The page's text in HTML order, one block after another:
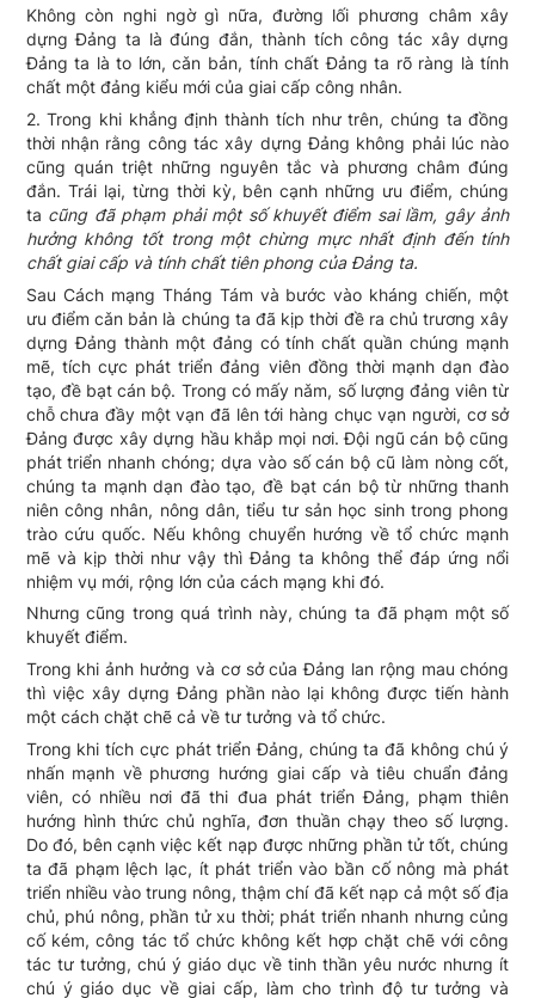
Không còn nghi ngờ gì nữa, đường lối phương châm xây
dựng Đảng ta là đúng đắn, thành tích công tác xây dựng
Đảng ta là to lớn, cǎn bản, tính chất Đảng ta rõ ràng là tính
chất một đảng kiểu mới của giai cấp công nhân.
2. Trong khi khẳng định thành tích như trên, chúng ta đồng
thời nhận rằng công tác xây dựng Đảng không phải lúc nào
cũng quán triệt những nguyên tắc và phương châm đúng
đắn. Trái lại, từng thời kỳ, bên cạnh những ưu điểm, chúng
ta cũng đã phạm phải một số khuyết điểm sai lầm, gây ảnh
hưởng không tốt trong một chừng mực nhất định đến tính
chất giai cấp và tính chất tiên phong của Đảng ta.
Sau Cách mạng Tháng Tám và bước vào kháng chiến, một
ưu điểm cǎn bản là chúng ta đã kịp thời đề ra chủ trương xây
dựng Đảng thành một đảng có tính chất quần chúng mạnh
mẽ, tích cực phát triển đảng viên đồng thời mạnh dạn đào
tạo, đề bạt cán bộ. Trong có mấy nǎm, số lượng đảng viên từ
chỗ chưa đầy một vạn đã lên tới hàng chục vạn người, cơ sở
Đảng được xây dựng hầu khắp mọi nơi. Đội ngũ cán bộ cũng
phát triển nhanh chóng; dựa vào số cán bộ cũ làm nòng cốt,
chúng ta mạnh dạn đào tạo, đề bạt cán bộ từ những thanh
niên công nhân, nông dân, tiểu tư sản học sinh trong phong
trào cứu quốc. Nếu không chuyển hướng về tổ chức mạnh
mẽ và kịp thời như vậy thì Đảng ta không thể đáp ứng nổi
nhiệm vụ mới, rộng lớn của cách mạng khi đó.
Nhưng cũng trong quá trình này, chúng ta đã phạm một số
khuyết điểm.
Trong khi ảnh hưởng và cơ sở của Đảng lan rộng mau chóng
thì việc xây dựng Đảng phần nào lại không được tiến hành
một cách chặt chẽ cả về tư tưởng và tổ chức.
Trong khi tích cực phát triển Đảng, chúng ta đã không chú ý
nhấn mạnh về phương hướng giai cấp và tiêu chuẩn đảng
viên, có nhiều nơi đã thi đua phát triển Đảng, phạm thiên
hướng hình thức chủ nghĩa, đơn thuần chạy theo số lượng.
Do đó, bên cạnh việc kết nạp được những phần tử tốt, chúng
ta đã phạm lệch lạc, ít phát triển vào bần cố nông mà phát
triển nhiều vào trung nông, thậm chí đã kết nạp cả một số địa
chủ, phú nông, phần tử xu thời; phát triển nhanh nhưng củng
cố kém, công tác tổ chức không kết hợp chặt chẽ với công
tác tư tưởng, chú ý giáo dục về tinh thần yêu nước nhưng ít
chú ý giáo dục về giai cấp, làm cho trình độ tư tưởng và